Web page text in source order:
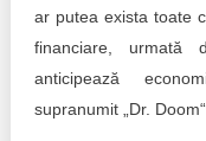
ar putea exista toate
financiare, urmată
anticipează
supranumit „Dr. Doom“.